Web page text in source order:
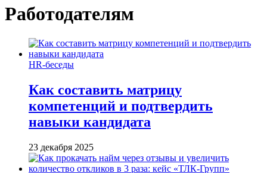
Работодателям
HR-беседы
Как составить матрицу
компетенций и подтвердить
навыки кандидата
23 декабря 2025